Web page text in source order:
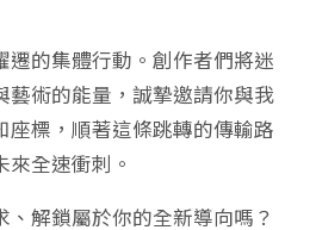
遷的集體行動。創作者們將迷
藝術的能量，誠摯邀請你與我
座標，順著這條跳轉的傳輸路
全速衝刺。
解鎖屬於你的全新導向嗎？